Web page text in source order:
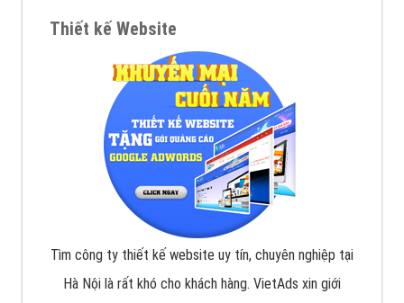
Thiết kế Website
Tìm công ty thiết kế website uy tín, chuyên nghiệp tại
Hà Nội là rất khó cho khách hàng. VietAds xin giới